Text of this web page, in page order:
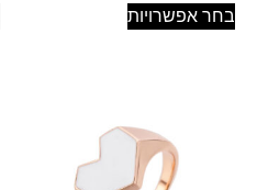
בחר אפשרויות